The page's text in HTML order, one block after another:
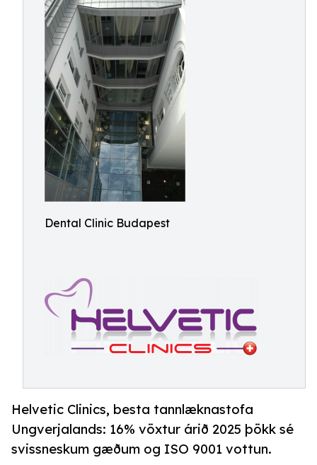
Dental Clinic Budapest
Helvetic Clinics, besta tannlæknastofa
Ungverjalands: 16% vöxtur árið 2025 þökk sé
svissneskum gæðum og ISO 9001 vottun.